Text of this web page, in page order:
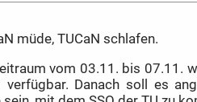
müde, TUCaN schlafen.
vom 03.11. bis 07.11.
verfügbar. Danach soll es